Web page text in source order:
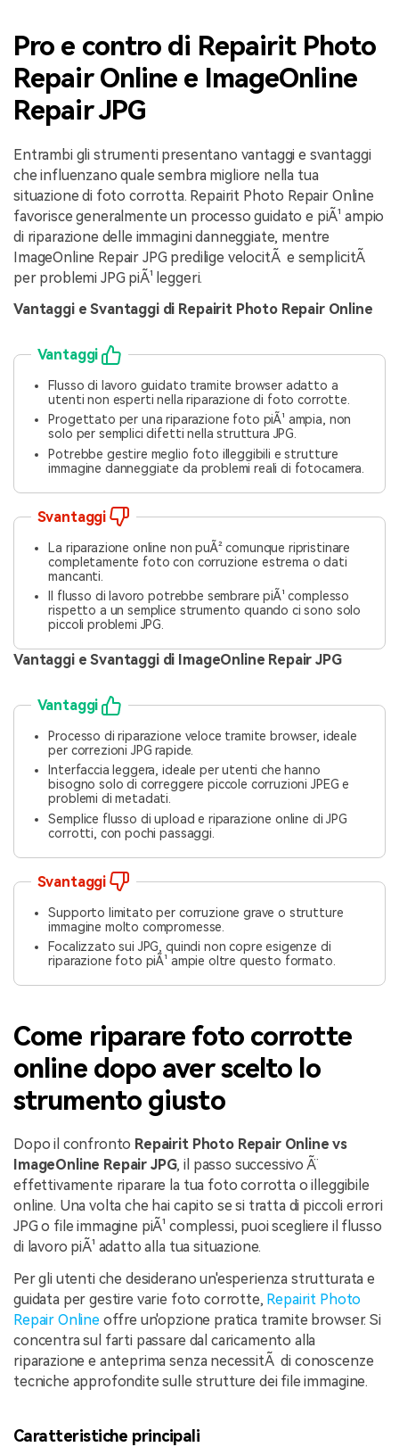
Pro e contro di Repairit Photo
Repair Online e ImageOnline
Repair JPG
Entrambi gli strumenti presentano vantaggi e svantaggi
che influenzano quale sembra migliore nella tua
situazione di foto corrotta. Repairit Photo Repair Online
favorisce generalmente un processo guidato e piÃ¹ ampio
di riparazione delle immagini danneggiate, mentre
ImageOnline Repair JPG predilige velocitÃ e semplicitÃ
per problemi JPG piÃ¹ leggeri.
Vantaggi e Svantaggi di Repairit Photo Repair Online
Vantaggi
Flusso di lavoro guidato tramite browser adatto a
utenti non esperti nella riparazione di foto corrotte.
Progettato per una riparazione foto piÃ¹ ampia, non
solo per semplici difetti nella struttura JPG.
Potrebbe gestire meglio foto illeggibili e strutture
immagine danneggiate da problemi reali di fotocamera.
Svantaggi
La riparazione online non puÃ² comunque ripristinare
completamente foto con corruzione estrema o dati
mancanti.
Il flusso di lavoro potrebbe sembrare piÃ¹ complesso
rispetto a un semplice strumento quando ci sono solo
piccoli problemi JPG.
Vantaggi e Svantaggi di ImageOnline Repair JPG
Vantaggi
Processo di riparazione veloce tramite browser, ideale
per correzioni JPG rapide.
Interfaccia leggera, ideale per utenti che hanno
bisogno solo di correggere piccole corruzioni JPEG e
problemi di metadati.
Semplice flusso di upload e riparazione online di JPG
corrotti, con pochi passaggi.
Svantaggi
Supporto limitato per corruzione grave o strutture
immagine molto compromesse.
Focalizzato sui JPG, quindi non copre esigenze di
riparazione foto piÃ¹ ampie oltre questo formato.
Come riparare foto corrotte
online dopo aver scelto lo
strumento giusto
Dopo il confronto Repairit Photo Repair Online vs
ImageOnline Repair JPG, il passo successivo Ã¨
effettivamente riparare la tua foto corrotta o illeggibile
online. Una volta che hai capito se si tratta di piccoli errori
JPG o file immagine piÃ¹ complessi, puoi scegliere il flusso
di lavoro piÃ¹ adatto alla tua situazione.
Per gli utenti che desiderano un'esperienza strutturata e
guidata per gestire varie foto corrotte, Repairit Photo
Repair Onlineoffre un'opzione pratica tramite browser. Si
concentra sul farti passare dal caricamento alla
riparazione e anteprima senza necessitÃ di conoscenze
tecniche approfondite sulle strutture dei file immagine.
Caratteristiche principali